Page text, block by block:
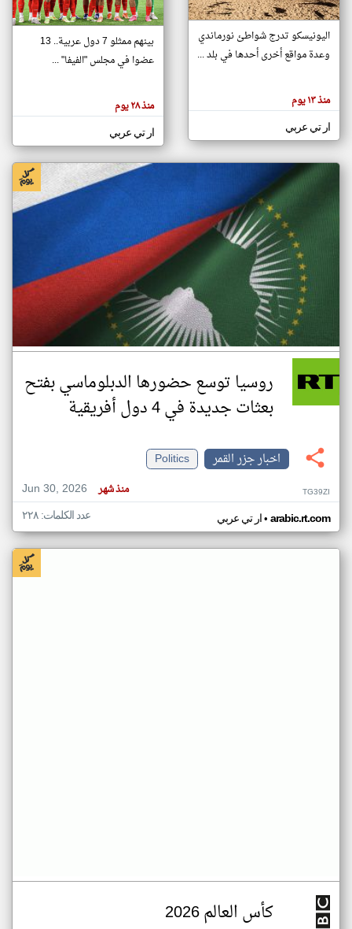
تغيير الدولة
اخبار جزر القمر على مدار الساعة
أهم اخبار جزر القمر العاجلة والمباشرة
هنا عن
وجهة
كاتبيها.
اليونيسكو تدرج شواطئ نورماندي
وعدة مواقع أخرى أحدها في بلد ...
منذ ١٣ يوم
ار تي عربي
بينهم ممثلو 7 دول عربية.. 13
عضوا في مجلس "الفيفا" ...
منذ ٢٨ يوم
ار تي عربي
روسيا توسع حضورها الدبلوماسي بفتح
بعثات جديدة في 4 دول أفريقية
اخبار جزر القمر
Politics
Jun 30, 2026
منذ شهر TG39ZI
ار تي عربي• arabic.rt.com عدد الكلمات: ٢٢٨
كأس العالم 2026
klyoum.com